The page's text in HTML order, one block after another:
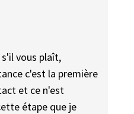
vous plaît,
c'est la première
et ce n'est
étape que je